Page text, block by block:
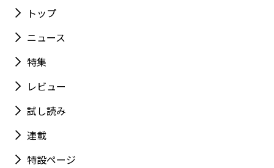
トップ
ニュース
特集
レビュー
試し読み
連載
特設ページ